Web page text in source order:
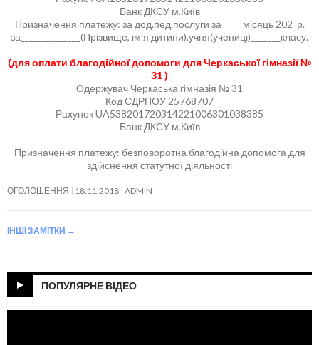
Банк ДКСУ м.Київ
Призначення платежу: за дод.пед.послуги за_____місяць 202_р.
за______________(Прізвище, ім’я дитини),учня(учениці)_______класу.
(для оплати благодійної допомоги для Черкаської гімназії №
31 )
Одержувач Черкаська гімназія № 31
Код ЄДРПОУ 25768707
Рахунок UA538201720314221006301038385
Банк ДКСУ м.Київ
Призначення платежу: безповоротна благодійна допомога для
здійснення статутної діяльності
ОГОЛОШЕННЯ 18.11.2018 ADMIN
ІНШІ ЗАМІТКИ →
ПОПУЛЯРНЕ ВІДЕО